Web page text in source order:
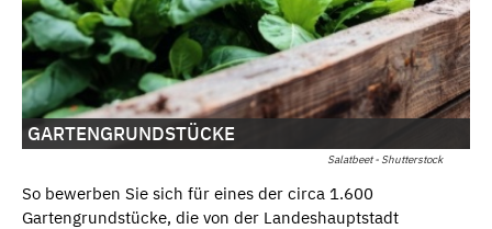
Salatbeet - Shutterstock
GARTENGRUNDSTÜCKE
So bewerben Sie sich für eines der circa 1.600
Gartengrundstücke, die von der Landeshauptstadt